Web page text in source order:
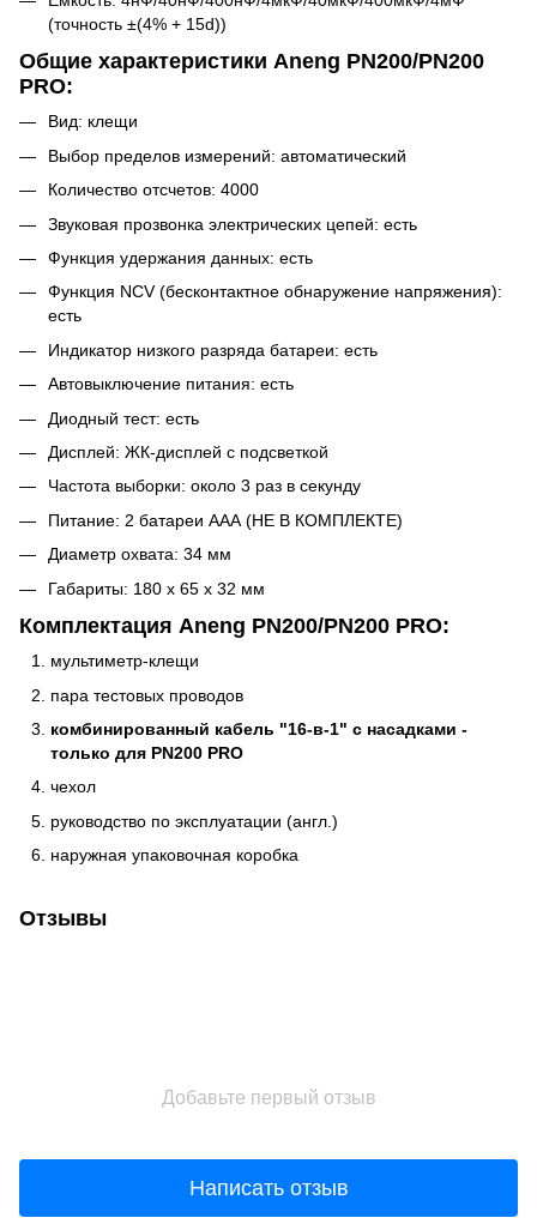
(точность ±(4% + 15d))
Общие характеристики Aneng PN200/PN200
PRO:
Вид: клещи
Выбор пределов измерений: автоматический
Количество отсчетов: 4000
Звуковая прозвонка электрических цепей: есть
Функция удержания данных: есть
Функция NCV (бесконтактное обнаружение напряжения):
есть
Индикатор низкого разряда батареи: есть
Автовыключение питания: есть
Диодный тест: есть
Дисплей: ЖК-дисплей с подсветкой
Частота выборки: около 3 раз в секунду
Питание: 2 батареи ААА (НЕ В КОМПЛЕКТЕ)
Диаметр охвата: 34 мм
Габариты: 180 х 65 х 32 мм
Комплектация Aneng PN200/PN200 PRO:
мультиметр-клещи
пара тестовых проводов
комбинированный кабель "16-в-1" с насадками -
только для PN200 PRO
чехол
руководство по эксплуатации (англ.)
наружная упаковочная коробка
Отзывы
Добавьте первый отзыв
Написать отзыв